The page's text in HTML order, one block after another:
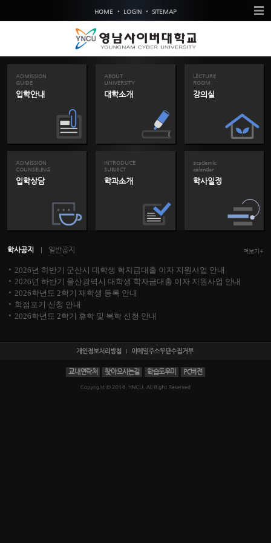
HOME • LOGIN • SITEMAP
ADMISSION
GUIDE
입학안내
ABOUT
UNIVERSITY
대학소개
LECTURE
ROOM
강의실
ADMISSION
COUNSELING
입학상담
INTRODUCE
SUBJECT
학과소개
academic
calendar
학사일정
학사공지 일반공지 더보기+
2026년 하반기 군산시 대학생 학자금대출 이자 지원사업 안내
2026년 하반기 울산광역시 대학생 학자금대출 이자 지원사업 안내
2026학년도 2학기 재학생 등록 안내
학점포기 신청 안내
2026학년도 2학기 휴학 및 복학 신청 안내
교내연락처 찾아오시는길 학습도우미 PC버전